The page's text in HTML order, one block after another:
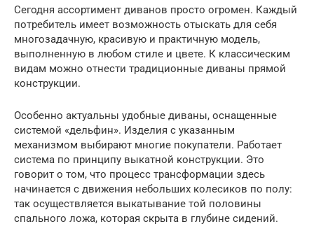
Сегодня ассортимент диванов просто огромен. Каждый
потребитель имеет возможность отыскать для себя
многозадачную, красивую и практичную модель,
выполненную в любом стиле и цвете. К классическим
видам можно отнести традиционные диваны прямой
конструкции.
Особенно актуальны удобные диваны, оснащенные
системой «дельфин». Изделия с указанным
механизмом выбирают многие покупатели. Работает
система по принципу выкатной конструкции. Это
говорит о том, что процесс трансформации здесь
начинается с движения небольших колесиков по полу:
так осуществляется выкатывание той половины
спального ложа, которая скрыта в глубине сидений.